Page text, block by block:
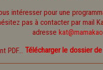
intéresser pour une
pas à contacter par mail
adresse
Télécharger le dossier